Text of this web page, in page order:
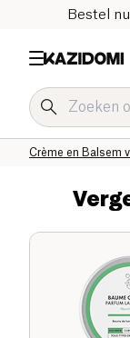
Bestel
Crème en Balsem
Hygiëne &
Home